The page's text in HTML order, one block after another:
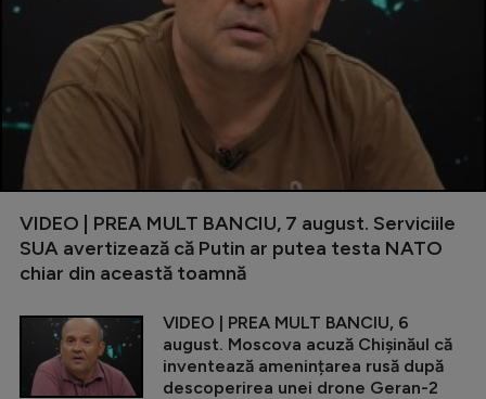
VIDEO | PREA MULT BANCIU, 7 august. Serviciile
SUA avertizează că Putin ar putea testa NATO
chiar din această toamnă
VIDEO | PREA MULT BANCIU, 6
august. Moscova acuză Chișinăul că
inventează amenințarea rusă după
descoperirea unei drone Geran-2